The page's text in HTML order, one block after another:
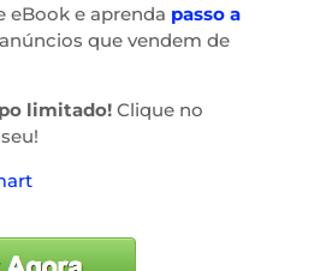
eBook e aprenda passo a
que vendem de
limitado! Clique no